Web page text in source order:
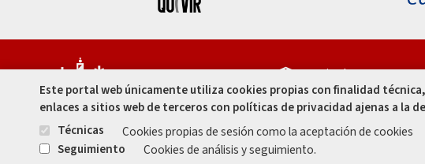
Capitulares, 1. 14002
Córdoba - España
957 49 99 00
957 47 80 50
Este portal web únicamente utiliza cookies propias con finalidad
enlaces a sitios web de terceros con políticas de privacidad ajenas a la
Técnicas
Cookies propias de sesión como la aceptación de cookies
Seguimiento
Cookies de análisis y seguimiento.